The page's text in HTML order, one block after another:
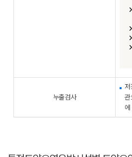
누출검사
저
관
에